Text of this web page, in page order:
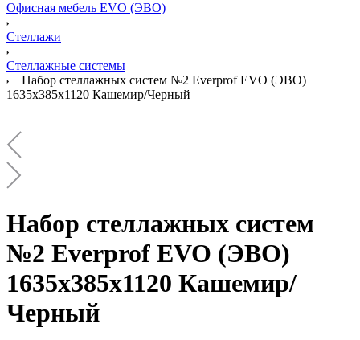
Офисная мебель EVO (ЭВО)
Стеллажи
Стеллажные системы
Набор стеллажных систем №2 Everprof EVO (ЭВО)
1635x385x1120 Кашемир/Черный
Набор стеллажных систем
№2 Everprof EVO (ЭВО)
1635x385x1120 Кашемир/
Черный